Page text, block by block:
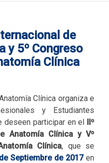
de
y 5º Congreso
Clínica
Clínica organiza e
y Estudiantes
deseen participar en el IIº
Anatomía Clínica y Vº
Clínica, que se
Septiembre de 2017en